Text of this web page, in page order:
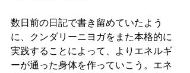
数日前の日記で書き留めていたよう
に、クンダリーニヨガをまた本格的に
実践することによって、よりエネルギ
ーが通った身体を作っていこう。エネ